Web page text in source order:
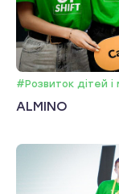
#Розвиток дітей і
ALMINO